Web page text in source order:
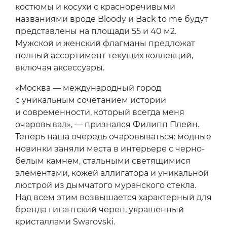
костюмы и косухи с красноречивыми
названиями вроде Bloody и Back to me будут
представлены на площади 55 и 40 м2.
Мужской и женский флагманы предложат
полный ассортимент текущих коллекций,
включая аксессуары.
«Москва — международный город
с уникальным сочетанием истории
и современности, который всегда меня
очаровывал», — признался Филипп Плейн.
Теперь наша очередь очаровываться: модные
новинки заняли места в интерьере с черно-
белым камнем, стальными светящимися
элементами, кожей аллигатора и уникальной
люстрой из дымчатого муранского стекла.
Над всем этим возвышается характерный для
бренда гигантский череп, украшенный
кристаллами Swarovski.